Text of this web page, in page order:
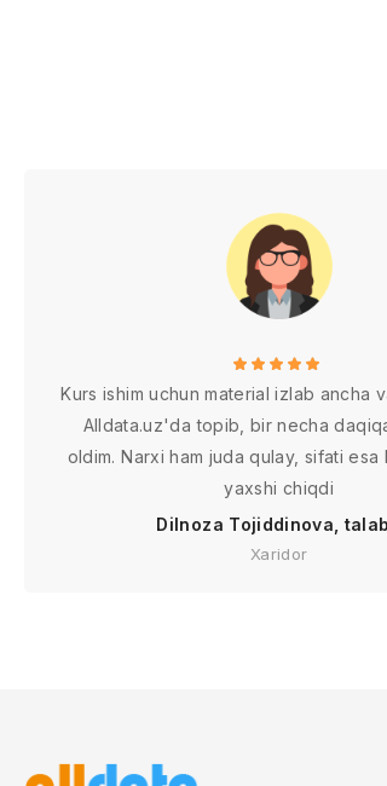
Kurs ishim uchun material izlab ancha
Alldata.uz'da topib, bir necha
oldim. Narxi ham juda qulay, sifati esa
yaxshi chiqdi
Dilnoza Tojiddinova,
Xaridor